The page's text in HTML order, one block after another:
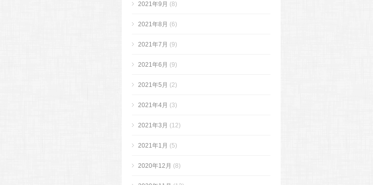
2021年9月 (8)
2021年8月 (6)
2021年7月 (9)
2021年6月 (9)
2021年5月 (2)
2021年4月 (3)
2021年3月 (12)
2021年1月 (5)
2020年12月 (8)